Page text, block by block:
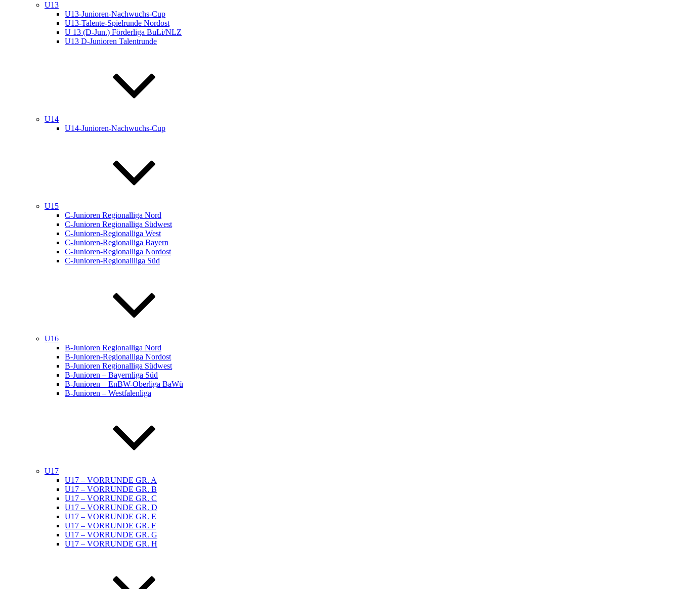
U13
U13-Junioren-Nachwuchs-Cup
U13-Talente-Spielrunde Nordost
U 13 (D-Jun.) Förderliga BuLi/NLZ
U13 D-Junioren Talentrunde
U14
U14-Junioren-Nachwuchs-Cup
U15
C-Junioren Regionalliga Nord
C-Junioren Regionalliga Südwest
C-Junioren-Regionalliga West
C-Junioren-Regionalliga Bayern
C-Junioren-Regionalliga Nordost
C-Junioren-Regionallliga Süd
U16
B-Junioren Regionalliga Nord
B-Junioren-Regionalliga Nordost
B-Junioren Regionalliga Südwest
B-Junioren – Bayernliga Süd
B-Junioren – EnBW-Oberliga BaWü
B-Junioren – Westfalenliga
U17
U17 – VORRUNDE GR. A
U17 – VORRUNDE GR. B
U17 – VORRUNDE GR. C
U17 – VORRUNDE GR. D
U17 – VORRUNDE GR. E
U17 – VORRUNDE GR. F
U17 – VORRUNDE GR. G
U17 – VORRUNDE GR. H